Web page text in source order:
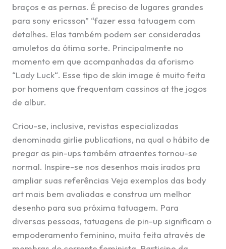
braços e as pernas. É preciso de lugares grandes
para sony ericsson” “fazer essa tatuagem com
detalhes. Elas também podem ser consideradas
amuletos da ótima sorte. Principalmente no
momento em que acompanhadas da aforismo
“Lady Luck“. Esse tipo de skin image é muito feita
por homens que frequentam cassinos at the jogos
de albur.
Criou-se, inclusive, revistas especializadas
denominada girlie publications, na qual o hábito de
pregar as pin-ups também atraentes tornou-se
normal. Inspire-se nos desenhos mais irados pra
ampliar suas referências Veja exemplos das body
art mais bem avaliadas e construa um melhor
desenho para sua próxima tatuagem. Para
diversas pessoas, tatuagens de pin-up significam o
empoderamento feminino, muita feita através de